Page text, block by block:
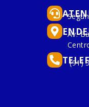
Av.
(91)